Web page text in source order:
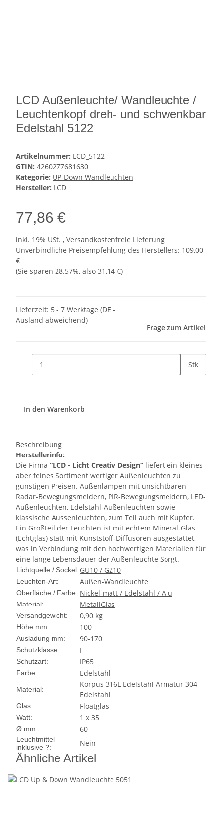
LCD Außenleuchte/ Wandleuchte /
Leuchtenkopf dreh- und schwenkbar
Edelstahl 5122
Artikelnummer: LCD_5122
GTIN: 4260277681630
Kategorie: UP-Down Wandleuchten
Hersteller: LCD
77,86 €
inkl. 19% USt. , Versandkostenfreie Lieferung
Unverbindliche Preisempfehlung des Herstellers: 109,00
€
(Sie sparen 28.57%, also 31,14 €)
Lieferzeit: 5 - 7 Werktage (DE -
Ausland abweichend)
Frage zum Artikel
Stk
In den Warenkorb
Beschreibung
Herstellerinfo:
Die Firma “LCD - Licht Creativ Design“ liefert ein kleines
aber feines Sortiment wertiger Außenleuchten zu
günstigen Preisen. Außenlampen mit unsichtbaren
Radar-Bewegungsmeldern, PIR-Bewegungsmeldern, LED-
Außenleuchten, Edelstahl-Außenleuchten sowie
klassische Aussenleuchten, zum Teil auch mit Kupfer.
Ein Großteil der Leuchten ist mit echtem Mineral-Glas
(Echtglas) statt mit Kunststoff-Diffusoren ausgestattet,
was in Verbindung mit den hochwertigen Materialien für
eine lange Lebensdauer der Außenleuchte Sorgt.
Lichtquelle / Sockel: GU10 / GZ10
Leuchten-Art: Außen-Wandleuchte
Oberfläche / Farbe: Nickel-matt / Edelstahl / Alu
Material: MetallGlas
Versandgewicht: 0,90 kg
Höhe mm: 100
Ausladung mm: 90-170
Schutzklasse: I
Schutzart: IP65
Farbe: Edelstahl
Material:
Korpus 316L Edelstahl Armatur 304
Edelstahl
Glas: Floatglas
Watt: 1 x 35
Ø mm: 60
Leuchtmittel
inklusive ?:
Nein
Ähnliche Artikel